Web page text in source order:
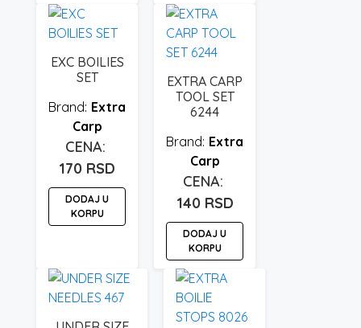
EXC BOILIES
SET
Extra
Carp
170 RSD
DODAJ U
KORPU
EXTRA CARP
TOOL SET
6244
Extra
Carp
140 RSD
DODAJ U
KORPU